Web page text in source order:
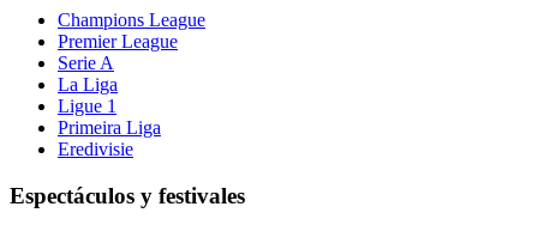
Champions League
Premier League
Serie A
La Liga
Ligue 1
Primeira Liga
Eredivisie
Espectáculos y festivales